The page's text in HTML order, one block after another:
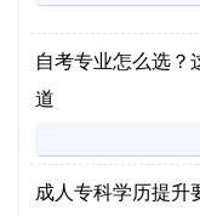
自考专业怎么选？
道
成人专科学历提升